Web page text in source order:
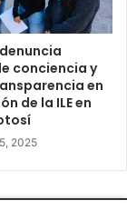
conciencia y
en
de la ILE en
2025